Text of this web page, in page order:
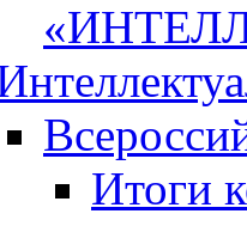
Итоги